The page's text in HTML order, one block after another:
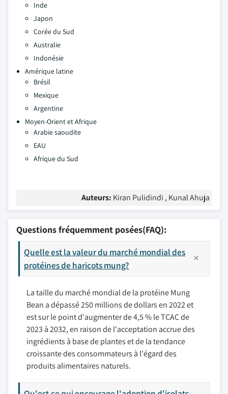
Inde
Japon
Corée du Sud
Australie
Indonésie
Amérique latine
Brésil
Mexique
Argentine
Moyen-Orient et Afrique
Arabie saoudite
EAU
Afrique du Sud
Auteurs: Kiran Pulidindi , Kunal Ahuja
Questions fréquemment posées(FAQ):
Quelle est la valeur du marché mondial des
protéines de haricots mung?
La taille du marché mondial de la protéine Mung
Bean a dépassé 250 millions de dollars en 2022 et
est sur le point d'augmenter de 4,5 % le TCAC de
2023 à 2032, en raison de l'acceptation accrue des
ingrédients à base de plantes et de la tendance
croissante des consommateurs à l'égard des
produits alimentaires naturels.